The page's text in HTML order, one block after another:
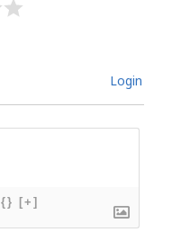
Login
{} [+]